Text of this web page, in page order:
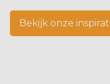
Bekijk onze